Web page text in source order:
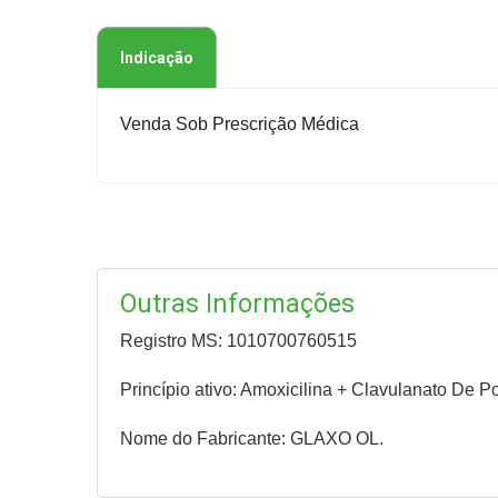
Indicação
Venda Sob Prescrição Médica
Outras Informações
Registro MS: 1010700760515
Princípio ativo: Amoxicilina + Clavulanato De
Nome do Fabricante: GLAXO OL.